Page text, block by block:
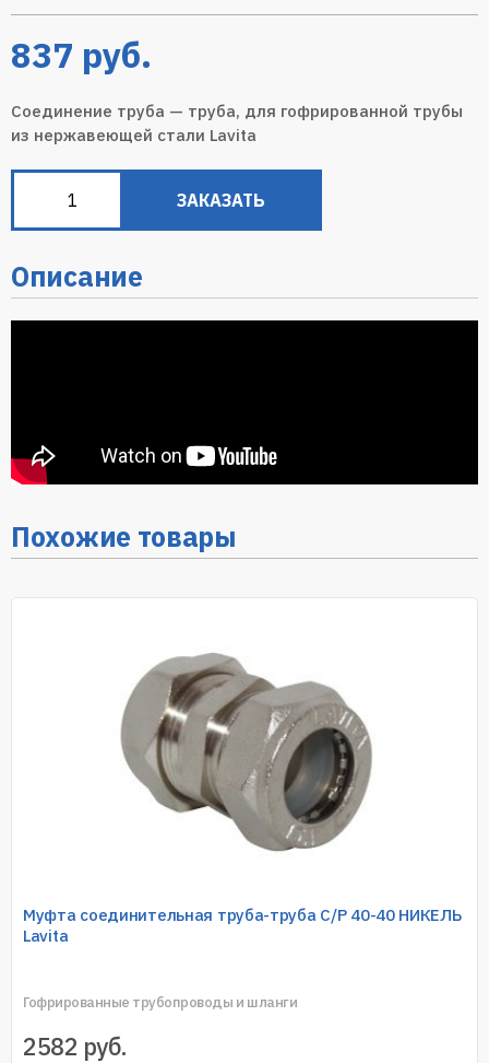
837 руб.
Соединение труба — труба, для гофрированной трубы
из нержавеющей стали Lavita
ЗАКАЗАТЬ
Описание
Похожие товары
Муфта соединительная труба-труба C/P 40-40 НИКЕЛЬ
Lavita
Гофрированные трубопроводы и шланги
2582 руб.